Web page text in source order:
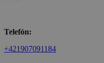
Telefón:
+421907091184